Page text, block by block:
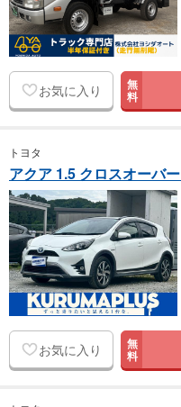
お気に入り 無
料
トヨタ
アクア 1.5 クロスオーバー
お気に入り 無
料